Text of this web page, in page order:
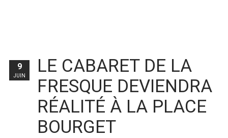
LE CABARET DE LA
FRESQUE DEVIENDRA
RÉALITÉ À LA PLACE
BOURGET
9
JUIN